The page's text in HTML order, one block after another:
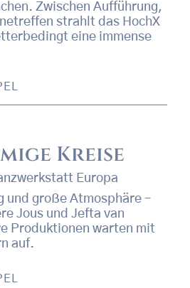
Zwischen Aufführung,
strahlt das HochX
eine immense
Kreise
Europa
und große Atmosphäre –
Jous und Jefta van
Produktionen warten mit
auf.